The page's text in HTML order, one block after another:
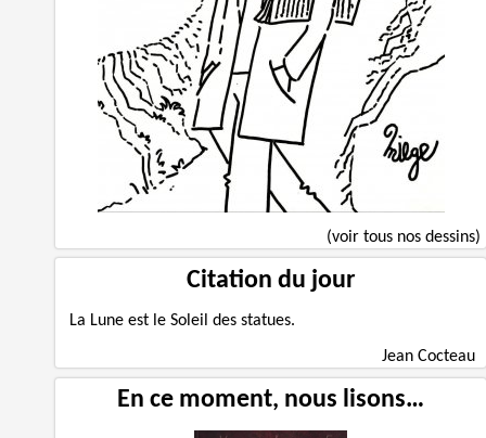
(voir tous nos dessins)
Citation du jour
La Lune est le Soleil des statues.
Jean Cocteau
En ce moment, nous lisons…